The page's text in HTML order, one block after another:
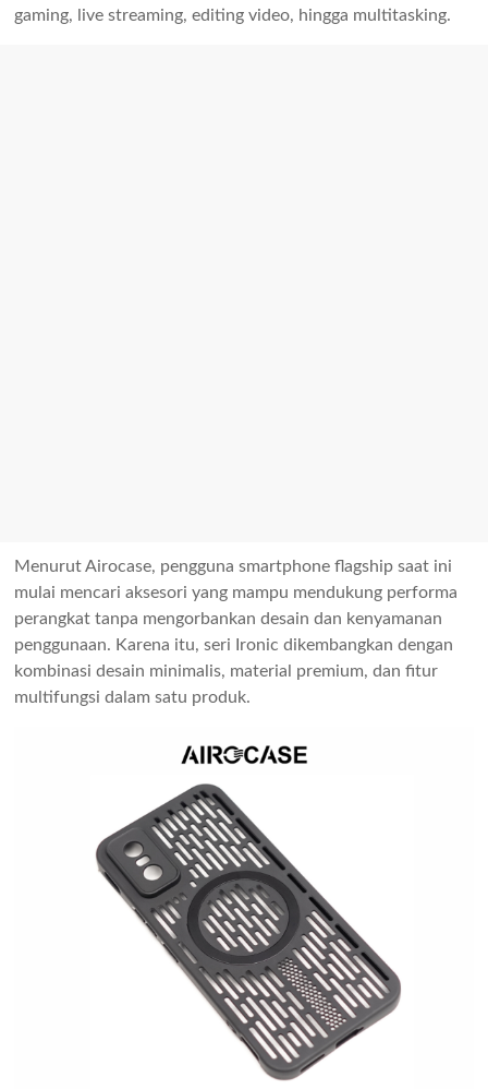
gaming, live streaming, editing video, hingga multitasking.
Menurut Airocase, pengguna smartphone flagship saat ini
mulai mencari aksesori yang mampu mendukung performa
perangkat tanpa mengorbankan desain dan kenyamanan
penggunaan. Karena itu, seri Ironic dikembangkan dengan
kombinasi desain minimalis, material premium, dan fitur
multifungsi dalam satu produk.